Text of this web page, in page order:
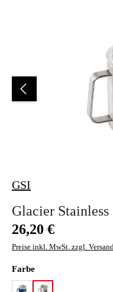
GSI
Glacier
Regulärer Preis:
26,20 €
Preise inkl. MwSt. zzgl.
Farbeauswählen